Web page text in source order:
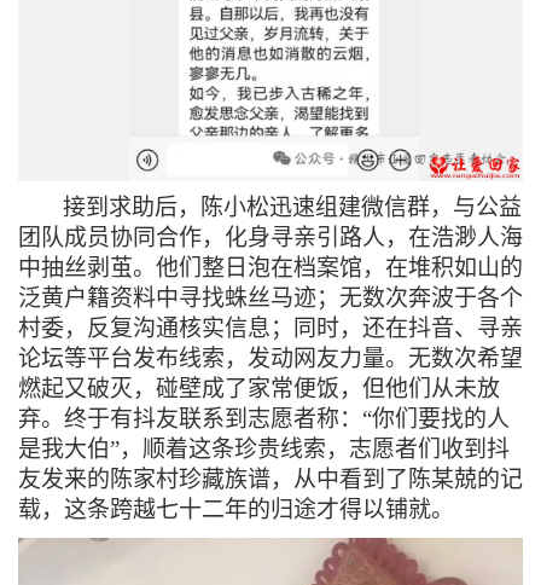
接到求助后，陈小松迅速组建微信群，与公益
团队成员协同合作，化身寻亲引路人，在浩渺人海
中抽丝剥茧。他们整日泡在档案馆，在堆积如山的
泛黄户籍资料中寻找蛛丝马迹；无数次奔波于各个
村委，反复沟通核实信息；同时，还在抖音、寻亲
论坛等平台发布线索，发动网友力量。无数次希望
燃起又破灭，碰壁成了家常便饭，但他们从未放
弃。终于有抖友联系到志愿者称：“你们要找的人
是我大伯”，顺着这条珍贵线索，志愿者们收到抖
友发来的陈家村珍藏族谱，从中看到了陈某兢的记
载，这条跨越七十二年的归途才得以铺就。